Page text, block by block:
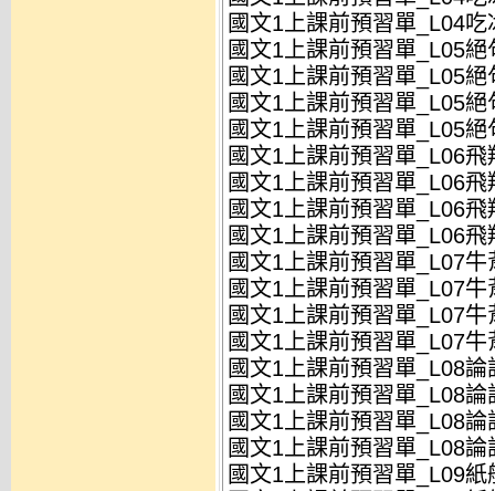
國文1上課前預習單_L04
國文1上課前預習單_L05
國文1上課前預習單_L05
國文1上課前預習單_L05
國文1上課前預習單_L05
國文1上課前預習單_L06
國文1上課前預習單_L06
國文1上課前預習單_L06
國文1上課前預習單_L06
國文1上課前預習單_L07
國文1上課前預習單_L07
國文1上課前預習單_L07
國文1上課前預習單_L07
國文1上課前預習單_L08
國文1上課前預習單_L08
國文1上課前預習單_L08
國文1上課前預習單_L08
國文1上課前預習單_L09